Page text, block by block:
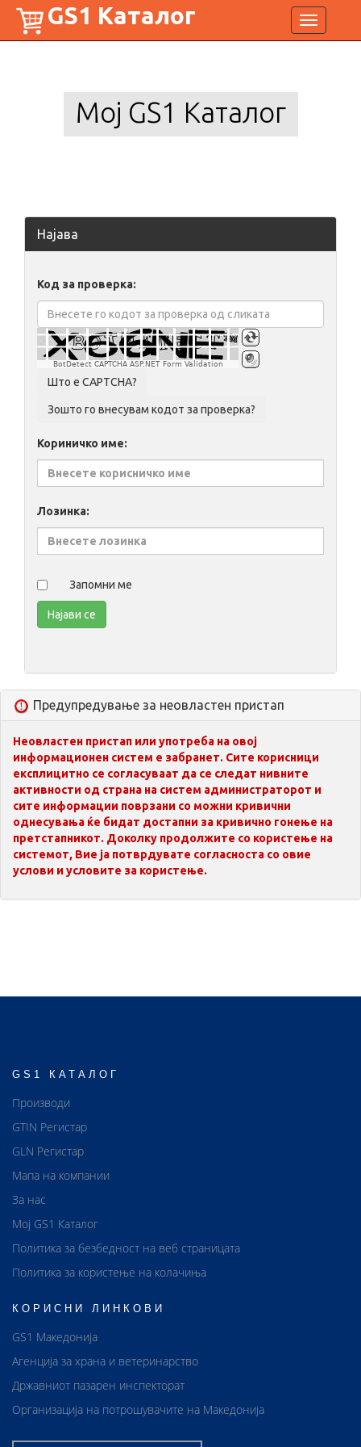
Toggle
navigation
GS1 Каталог
Мој GS1 Каталог
Најава
Код за проверка:
BotDetect CAPTCHA ASP.NET Form Validation
Кориничко име:
Лозинка:
Запомни ме
Предупредување за неовластен пристап
Неовластен пристап или употреба на овој
информационен систем е забранет. Сите корисници
експлицитно се согласуваат да се следат нивните
активности од страна на систем администраторот и
сите информации поврзани со можни кривични
однесувања ќе бидат достапни за кривично гонење на
претстапникот. Доколку продолжите со користење на
системот, Вие ја потврдувате согласноста со овие
услови и условите за користење.
GS1 КАТАЛОГ
Производи
GTIN Регистар
GLN Регистар
Мапа на компании
За нас
Мој GS1 Каталог
Политика за безбедност на веб страницата
Политика за користење на колачиња
КОРИСНИ ЛИНКОВИ
GS1 Македонија
Агенција за храна и ветеринарство
Државниот пазарен инспекторат
Организација на потрошувачите на Македонија